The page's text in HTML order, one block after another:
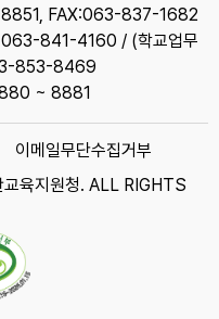
FAX:063-837-1682
841-4160 / (학교업무
853-8469
~ 8881
이메일무단수집거부
육지원청. ALL RIGHTS